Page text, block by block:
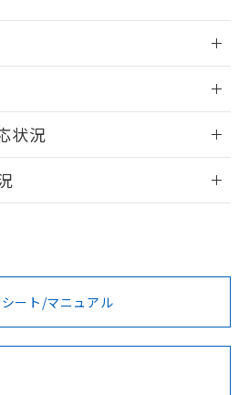
状況
凡例
・凡例
型式承認
ウェー
BV型式承認
（フランス
KR型式
（韓国
ート/マニュアル
せん。
のフタル酸エステル類４
対応完了までの期間は出
しておりました。
応品への在庫切替を完了
、特段のことがない限
日より割愛しておりま